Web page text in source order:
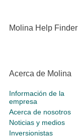
Molina Help Finder
Acerca de Molina
Información de la
empresa
Acerca de nosotros
Noticias y medios
Inversionistas